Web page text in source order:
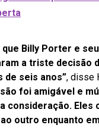
Billy Porter e
a triste decisão
de seis anos”, disse
foi amigável e
consideração. Eles
outro enquanto